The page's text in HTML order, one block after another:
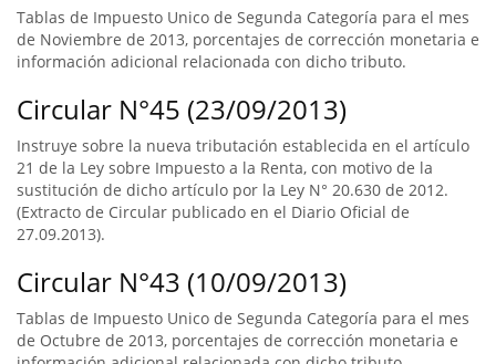
Tablas de Impuesto Unico de Segunda Categoría para el mes
de Noviembre de 2013, porcentajes de corrección monetaria e
información adicional relacionada con dicho tributo.
Circular N°45 (23/09/2013)
Instruye sobre la nueva tributación establecida en el artículo
21 de la Ley sobre Impuesto a la Renta, con motivo de la
sustitución de dicho artículo por la Ley N° 20.630 de 2012.
(Extracto de Circular publicado en el Diario Oficial de
27.09.2013).
Circular N°43 (10/09/2013)
Tablas de Impuesto Unico de Segunda Categoría para el mes
de Octubre de 2013, porcentajes de corrección monetaria e